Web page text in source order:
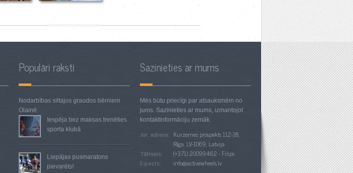
Populāri raksti
Nodarbības siltajos graudos bērniem
Olainē
Iespēja bez maksas trenēties
sporta klubā
Liepājas pusmaratons
pievarēts!
Sazinieties ar mums
Mēs būtu priecīgi par atsauksmēm no
jums. Sazinieties ar mums, izmantojot
kontaktinformāciju zemāk.
Jur. adrese: Kurzemes prospekts 112-18,
Rīga, LV-1069, Latvija
Tālrunis:
(+371) 20099462 - Filips
E-pasts:
info@activewheels.lv